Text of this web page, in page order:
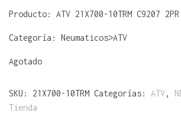
Producto: ATV 21X700-10TRM C9207 2PR
Categoría: Neumaticos>ATV
Agotado
SKU: 21X700-10TRM Categorías: ATV,
Tienda